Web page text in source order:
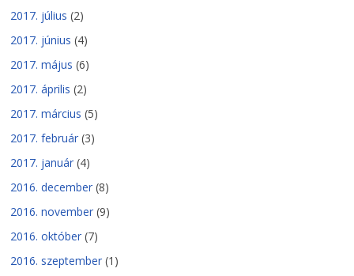
2017. július (2)
2017. június (4)
2017. május (6)
2017. április (2)
2017. március (5)
2017. február (3)
2017. január (4)
2016. december (8)
2016. november (9)
2016. október (7)
2016. szeptember (1)